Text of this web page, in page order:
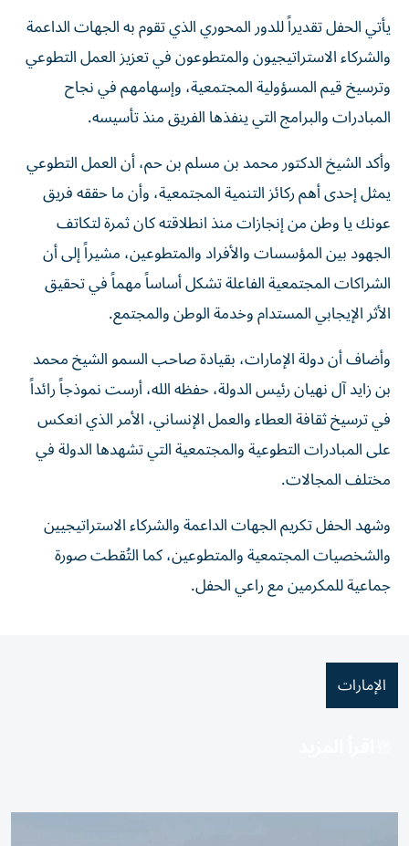
يأتي الحفل تقديراً للدور المحوري الذي تقوم به الجهات الداعمة
والشركاء الاستراتيجيون والمتطوعون في تعزيز العمل التطوعي
وترسيخ قيم المسؤولية المجتمعية، وإسهامهم في نجاح
المبادرات والبرامج التي ينفذها الفريق منذ تأسيسه.
وأكد الشيخ الدكتور محمد بن مسلم بن حم، أن العمل التطوعي
يمثل إحدى أهم ركائز التنمية المجتمعية، وأن ما حققه فريق
عونك يا وطن من إنجازات منذ انطلاقته كان ثمرة لتكاتف
الجهود بين المؤسسات والأفراد والمتطوعين، مشيراً إلى أن
الشراكات المجتمعية الفاعلة تشكل أساساً مهماً في تحقيق
الأثر الإيجابي المستدام وخدمة الوطن والمجتمع.
وأضاف أن دولة الإمارات، بقيادة صاحب السمو الشيخ محمد
بن زايد آل نهيان رئيس الدولة، حفظه الله، أرست نموذجاً رائداً
في ترسيخ ثقافة العطاء والعمل الإنساني، الأمر الذي انعكس
على المبادرات التطوعية والمجتمعية التي تشهدها الدولة في
مختلف المجالات.
وشهد الحفل تكريم الجهات الداعمة والشركاء الاستراتيجيين
والشخصيات المجتمعية والمتطوعين، كما التُقطت صورة
جماعية للمكرمين مع راعي الحفل.
الإمارات